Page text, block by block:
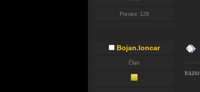
Poruke: 128
Bojan.loncar
Član